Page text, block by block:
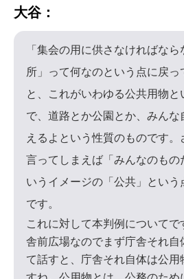
大谷：
「集会の用に供さなければなら
所」って何なのという点に戻っ
と、これがいわゆる公共用物と
で、道路とか公園とか、みんな
えるよという性質のものです。
言ってしまえば「みんなのもの
いうイメージの「公共」という
です。
これに対して本判例についてで
舎前広場なのでまず庁舎それ自
て話すと、庁舎それ自体は公用